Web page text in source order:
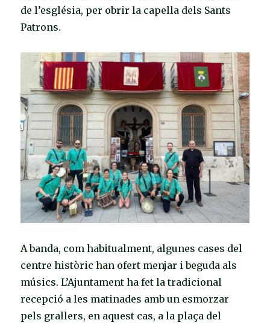
de l’església, per obrir la capella dels Sants
Patrons.
A banda, com habitualment, algunes cases del
centre històric han ofert menjar i beguda als
músics. L’Ajuntament ha fet la tradicional
recepció a les matinades amb un esmorzar
pels grallers, en aquest cas, a la plaça del